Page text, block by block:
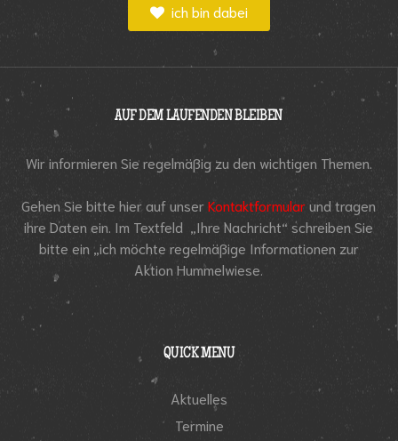
ich bin dabei
AUF DEM LAUFENDEN BLEIBEN
Wir informieren Sie regelmäßig zu den wichtigen Themen.
Gehen Sie bitte hier auf unserKontaktformularund tragen
ihre Daten ein. Im Textfeld „Ihre Nachricht“ schreiben Sie
bitte ein „ich möchte regelmäßige Informationen zur
Aktion Hummelwiese.
QUICK MENU
Aktuelles
Termine